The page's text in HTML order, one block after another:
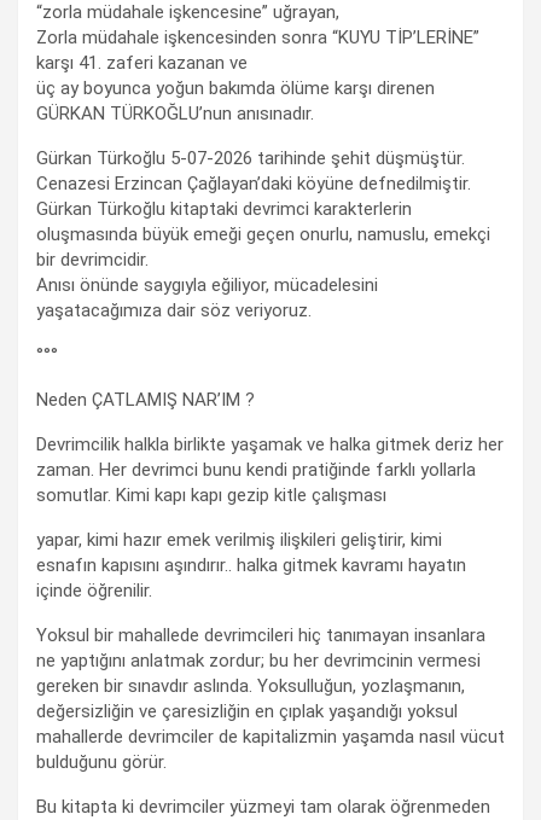
“zorla müdahale işkencesine” uğrayan,
Zorla müdahale işkencesinden sonra “KUYU TİP’LERİNE”
karşı 41. zaferi kazanan ve
üç ay boyunca yoğun bakımda ölüme karşı direnen
GÜRKAN TÜRKOĞLU’nun anısınadır.
Gürkan Türkoğlu 5-07-2026 tarihinde şehit düşmüştür.
Cenazesi Erzincan Çağlayan’daki köyüne defnedilmiştir.
Gürkan Türkoğlu kitaptaki devrimci karakterlerin
oluşmasında büyük emeği geçen onurlu, namuslu, emekçi
bir devrimcidir.
Anısı önünde saygıyla eğiliyor, mücadelesini
yaşatacağımıza dair söz veriyoruz.
°°°
Neden ÇATLAMIŞ NAR’IM ?
Devrimcilik halkla birlikte yaşamak ve halka gitmek deriz her
zaman. Her devrimci bunu kendi pratiğinde farklı yollarla
somutlar. Kimi kapı kapı gezip kitle çalışması
yapar, kimi hazır emek verilmiş ilişkileri geliştirir, kimi
esnafın kapısını aşındırır.. halka gitmek kavramı hayatın
içinde öğrenilir.
Yoksul bir mahallede devrimcileri hiç tanımayan insanlara
ne yaptığını anlatmak zordur; bu her devrimcinin vermesi
gereken bir sınavdır aslında. Yoksulluğun, yozlaşmanın,
değersizliğin ve çaresizliğin en çıplak yaşandığı yoksul
mahallerde devrimciler de kapitalizmin yaşamda nasıl vücut
bulduğunu görür.
Bu kitapta ki devrimciler yüzmeyi tam olarak öğrenmeden